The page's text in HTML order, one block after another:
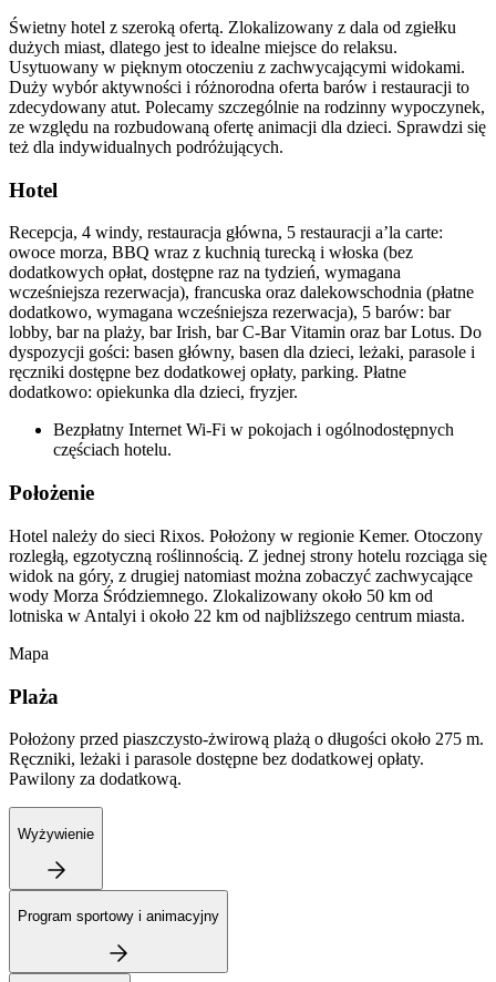
Świetny hotel z szeroką ofertą. Zlokalizowany z dala od zgiełku
dużych miast, dlatego jest to idealne miejsce do relaksu.
Usytuowany w pięknym otoczeniu z zachwycającymi widokami.
Duży wybór aktywności i różnorodna oferta barów i restauracji to
zdecydowany atut. Polecamy szczególnie na rodzinny wypoczynek,
ze względu na rozbudowaną ofertę animacji dla dzieci. Sprawdzi się
też dla indywidualnych podróżujących.
Hotel
Recepcja, 4 windy, restauracja główna, 5 restauracji a’la carte:
owoce morza, BBQ wraz z kuchnią turecką i włoska (bez
dodatkowych opłat, dostępne raz na tydzień, wymagana
wcześniejsza rezerwacja), francuska oraz dalekowschodnia (płatne
dodatkowo, wymagana wcześniejsza rezerwacja), 5 barów: bar
lobby, bar na plaży, bar Irish, bar C-Bar Vitamin oraz bar Lotus. Do
dyspozycji gości: basen główny, basen dla dzieci, leżaki, parasole i
ręczniki dostępne bez dodatkowej opłaty, parking. Płatne
dodatkowo: opiekunka dla dzieci, fryzjer.
Bezpłatny Internet Wi-Fi w pokojach i ogólnodostępnych
częściach hotelu.
Położenie
Hotel należy do sieci Rixos. Położony w regionie Kemer. Otoczony
rozległą, egzotyczną roślinnością. Z jednej strony hotelu rozciąga się
widok na góry, z drugiej natomiast można zobaczyć zachwycające
wody Morza Śródziemnego. Zlokalizowany około 50 km od
lotniska w Antalyi i około 22 km od najbliższego centrum miasta.
Mapa
Plaża
Położony przed piaszczysto-żwirową plażą o długości około 275 m.
Ręczniki, leżaki i parasole dostępne bez dodatkowej opłaty.
Pawilony za dodatkową.
Wyżywienie
Program sportowy i animacyjny